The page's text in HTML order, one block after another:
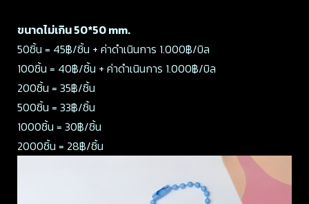
ขนาดไม่เกิน 50*50 mm.
50ชิ้น = 45฿/ชิ้น + ค่าดำเนินการ 1.000฿/บิล
100ชิ้น = 40฿/ชิ้น + ค่าดำเนินการ 1.000฿/บิล
200ชิ้น = 35฿/ชิ้น
500ชิ้น = 33฿/ชิ้น
1000ชิ้น = 30฿/ชิ้น
2000ชิ้น = 28฿/ชิ้น